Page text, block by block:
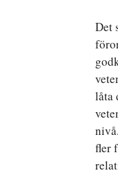
Det
låta
fler